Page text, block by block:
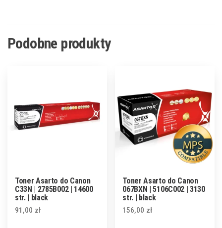
Podobne produkty
Toner Asarto do Canon
C33N | 2785B002 | 14600
str. | black
91,00 zł
Toner Asarto do Canon
067BXN | 5106C002 | 3130
str. | black
156,00 zł